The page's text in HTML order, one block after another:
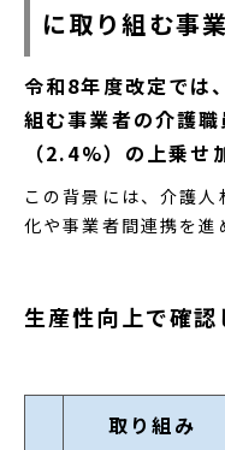
に取り組む事
令和8年度改定では
組む事業者の介護
（2.4%）の上乗せ
この背景には、介護
化や事業者間連携を進
生産性向上で確
取り組み